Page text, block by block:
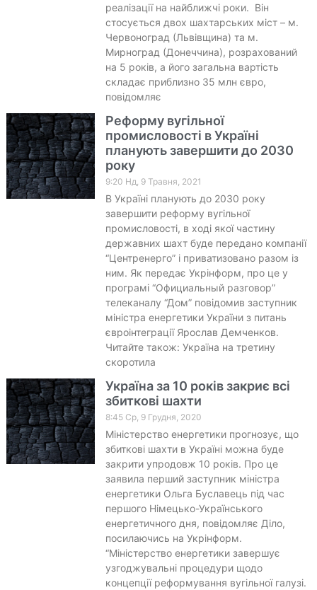
реалізації на найближчі роки. Він
стосується двох шахтарських міст – м.
Червоноград (Львівщина) та м.
Мирноград (Донеччина), розрахований
на 5 років, а його загальна вартість
складає приблизно 35 млн євро,
повідомляє
Реформу вугільної
промисловості в Україні
планують завершити до 2030
року
9:20 Нд, 9 Травня, 2021
В Україні планують до 2030 року
завершити реформу вугільної
промисловості, в ході якої частину
державних шахт буде передано компанії
“Центренерго” і приватизовано разом із
ним. Як передає Укрінформ, про це у
програмі “Официальный разговор”
телеканалу “Дом” повідомив заступник
міністра енергетики України з питань
євроінтеграції Ярослав Демченков.
Читайте також: Україна на третину
скоротила
Україна за 10 років закриє всі
збиткові шахти
8:45 Ср, 9 Грудня, 2020
Міністерство енергетики прогнозує, що
збиткові шахти в Україні можна буде
закрити упродовж 10 років. Про це
заявила перший заступник міністра
енергетики Ольга Буславець під час
першого Німецько-Українського
енергетичного дня, повідомляє Діло,
посилаючись на Укрінформ.
“Міністерство енергетики завершує
узгоджувальні процедури щодо
концепції реформування вугільної галузі.